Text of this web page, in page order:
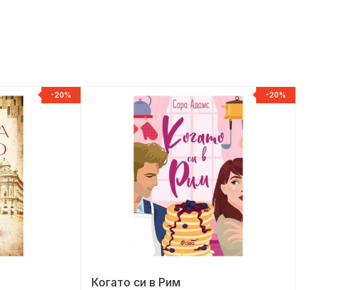
-20% -20%
Когато си в Рим